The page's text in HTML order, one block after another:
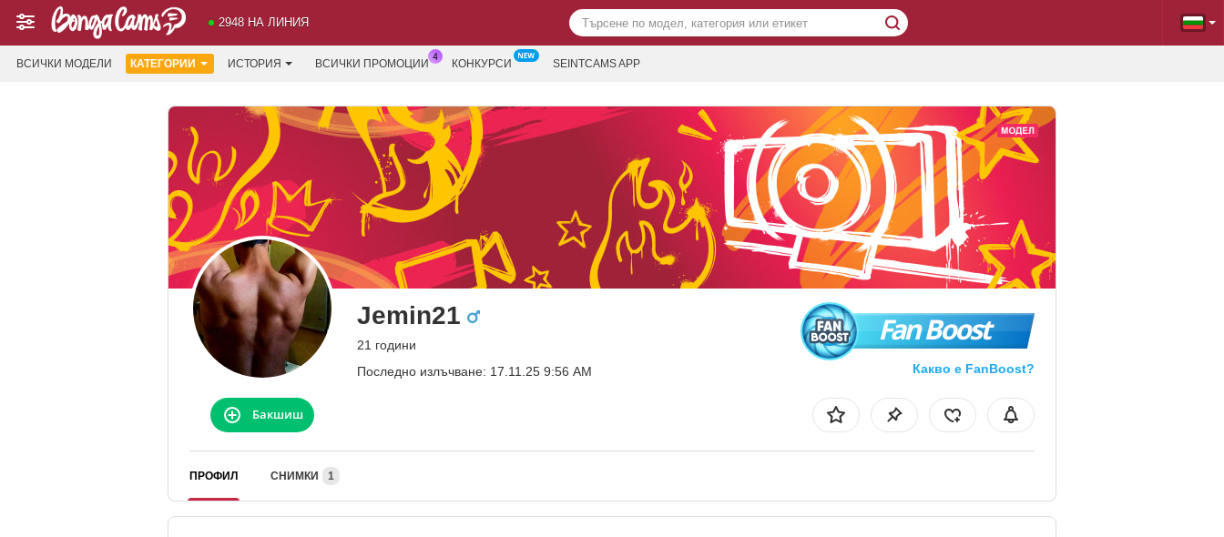
2948 НА ЛИНИЯ
ВСИЧКИ МОДЕЛИ КАТЕГОРИИ ИСТОРИЯ ВСИЧКИ ПРОМОЦИИ КОНКУРСИ SEINTCAMS APP
Jemin21
21 години
Последно излъчване: 17.11.25 9:56 AM
Fan Boost
Какво е FanBoost?
Бакшиш
ПРОФИЛ СНИМКИ 1